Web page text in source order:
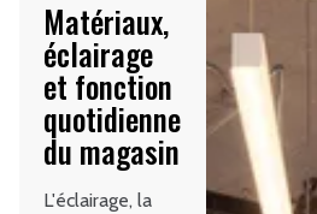
Matériaux,
éclairage
et fonction
quotidienne
du magasin
L'éclairage, la